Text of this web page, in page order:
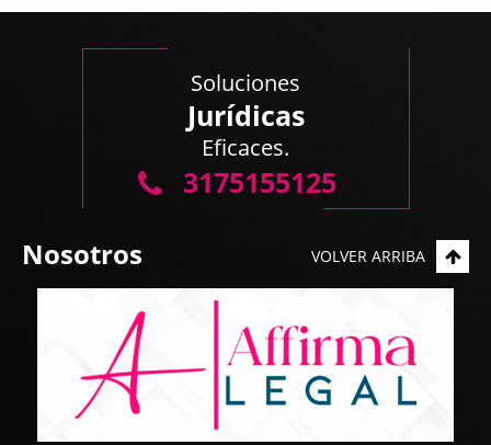
Soluciones
Jurídicas
Eficaces.
3175155125
Nosotros VOLVER ARRIBA